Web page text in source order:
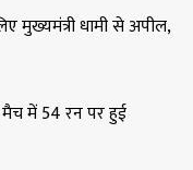
मुख्यमंत्री धामी से अपील,
मैच में 54 रन पर हुई